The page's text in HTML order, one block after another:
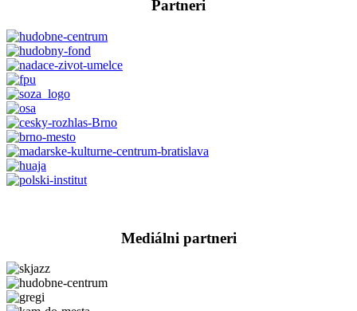
Partneri
Mediálni partneri